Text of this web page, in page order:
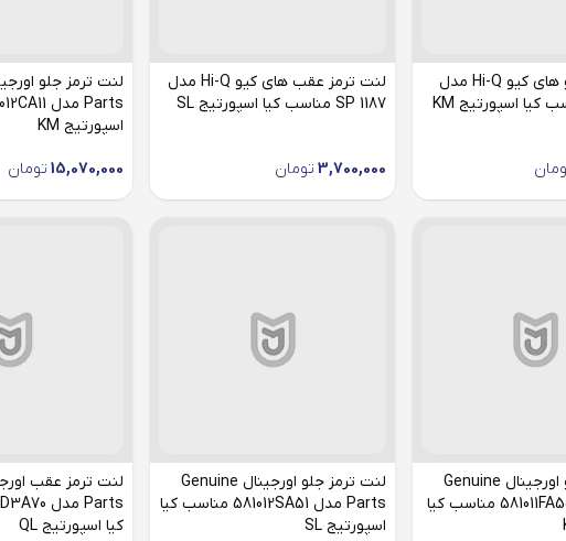
لنت ترمز جلو های کیو Hi-Q مدل
لنت ترمز عقب های کیو Hi-Q مدل
SP 1187 مناسب کیا اسپورتیج SL
3,700,000 تومان
اسپورتیج KM
15,070,000 تومان
لنت ترمز جلو اورجینال Genuine
Parts مدل 581011FA50 مناسب کیا
لنت ترمز جلو اورجینال Genuine
Parts مدل 581012SA51 مناسب کیا
اسپورتیج SL
کیا اسپورتیج QL